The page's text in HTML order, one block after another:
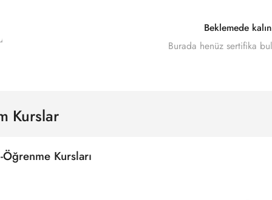
Beklemede kalın
Burada henüz sertifika
Kurslar
Öğrenme Kursları